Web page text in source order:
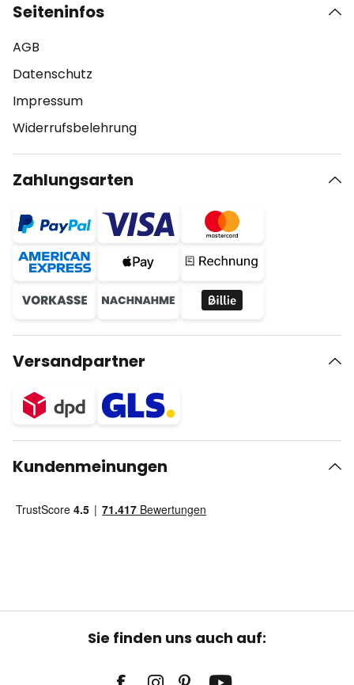
Seiteninfos
AGB
Datenschutz
Impressum
Widerrufsbelehrung
Zahlungsarten
Versandpartner
Kundenmeinungen
Sie finden uns auch auf: